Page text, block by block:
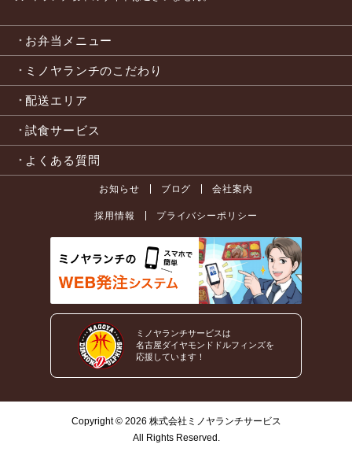
お弁当メニュー
ミノヤランチのこだわり
配送エリア
試食サービス
よくある質問
お知らせ ブログ 会社案内
採用情報 プライバシーポリシー
ミノヤランチサービスは
名古屋ダイヤモンドドルフィンズを
応援しています！
Copyright © 2026 株式会社ミノヤランチサービス
All Rights Reserved.